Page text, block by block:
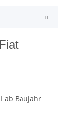
ab Baujahr